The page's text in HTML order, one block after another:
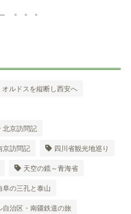
オルドスを縦断し西安へ
北京訪問記
京訪問記 四川省観光地巡り
天空の鏡～青海省
阜の三孔と泰山
自治区・南疆鉄道の旅